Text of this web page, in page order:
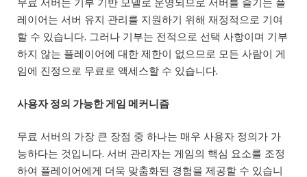
레이어는 서버 유지 관리를 지원하기 위해 재정적으로 기여
할 수 있습니다. 그러나 기부는 전적으로 선택 사항이며 기부
하지 않는 플레이어에 대한 제한이 없으므로 모든 사람이 게
임에 진정으로 무료로 액세스할 수 있습니다.
사용자 정의 가능한 게임 메커니즘
무료 서버의 가장 큰 장점 중 하나는 매우 사용자 정의가 가
능하다는 것입니다. 서버 관리자는 게임의 핵심 요소를 조정
하여 플레이어에게 더욱 맞춤화된 경험을 제공할 수 있습니